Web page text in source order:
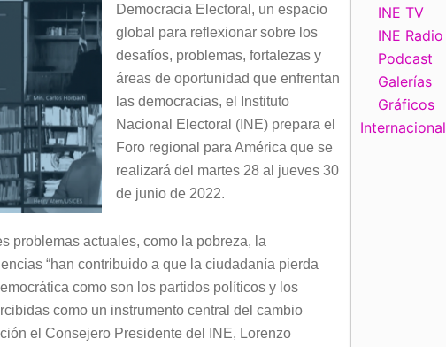
Democracia Electoral, un espacio
global para reflexionar sobre los
desafíos, problemas, fortalezas y
áreas de oportunidad que enfrentan
las democracias, el Instituto
Nacional Electoral (INE) prepara el
Foro regional para América que se
realizará del martes 28 al jueves 30
de junio de 2022.
problemas actuales, como la pobreza, la
“han contribuido a que la ciudadanía pierda
como son los partidos políticos y los
como un instrumento central del cambio
el Consejero Presidente del INE, Lorenzo
INE TV
INE Radio
Podcast
Galerías
Gráficos
Internacional